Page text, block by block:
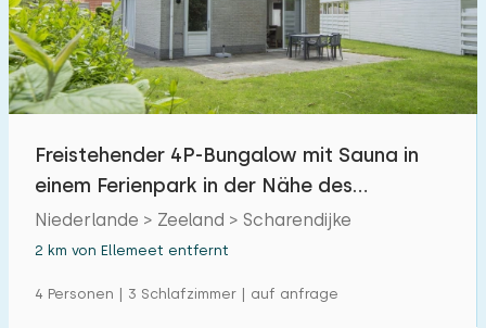
Freistehender 4P-Bungalow mit Sauna in
einem Ferienpark in der Nähe des
Grevelingenmeers
Niederlande > Zeeland > Scharendijke
2 km von Ellemeet entfernt
4 Personen | 3 Schlafzimmer | auf anfrage